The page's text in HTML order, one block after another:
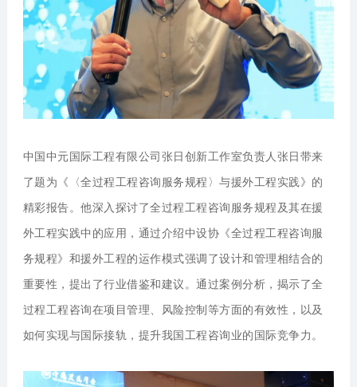
中国中元国际工程有限公司张日创新工作室负责人张日 带来
了题为《〈全过程工程咨询服务规程〉与援外工程实践》的
精彩报告。他深入探讨了全过程工程咨询服务规程及其在援
外工程实践中的应用，通过介绍中设协《全过程工程咨询服
务规程》和援外工程的运作模式强调了设计和管理相结合的
重要性，提出了行业借鉴和建议。通过案例分析，揭示了全
过程工程咨询在项目管理、风险控制等方面的有效性，以及
如何实现与国际接轨，提升我国工程咨询业的国际竞争力。